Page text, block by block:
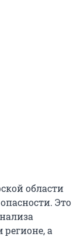
области
Это
а